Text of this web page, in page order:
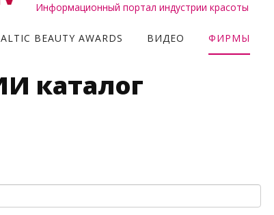
Информационный портал индустрии красоты
BEAUTY AWARDS ВИДЕО ФИРМЫ
каталог